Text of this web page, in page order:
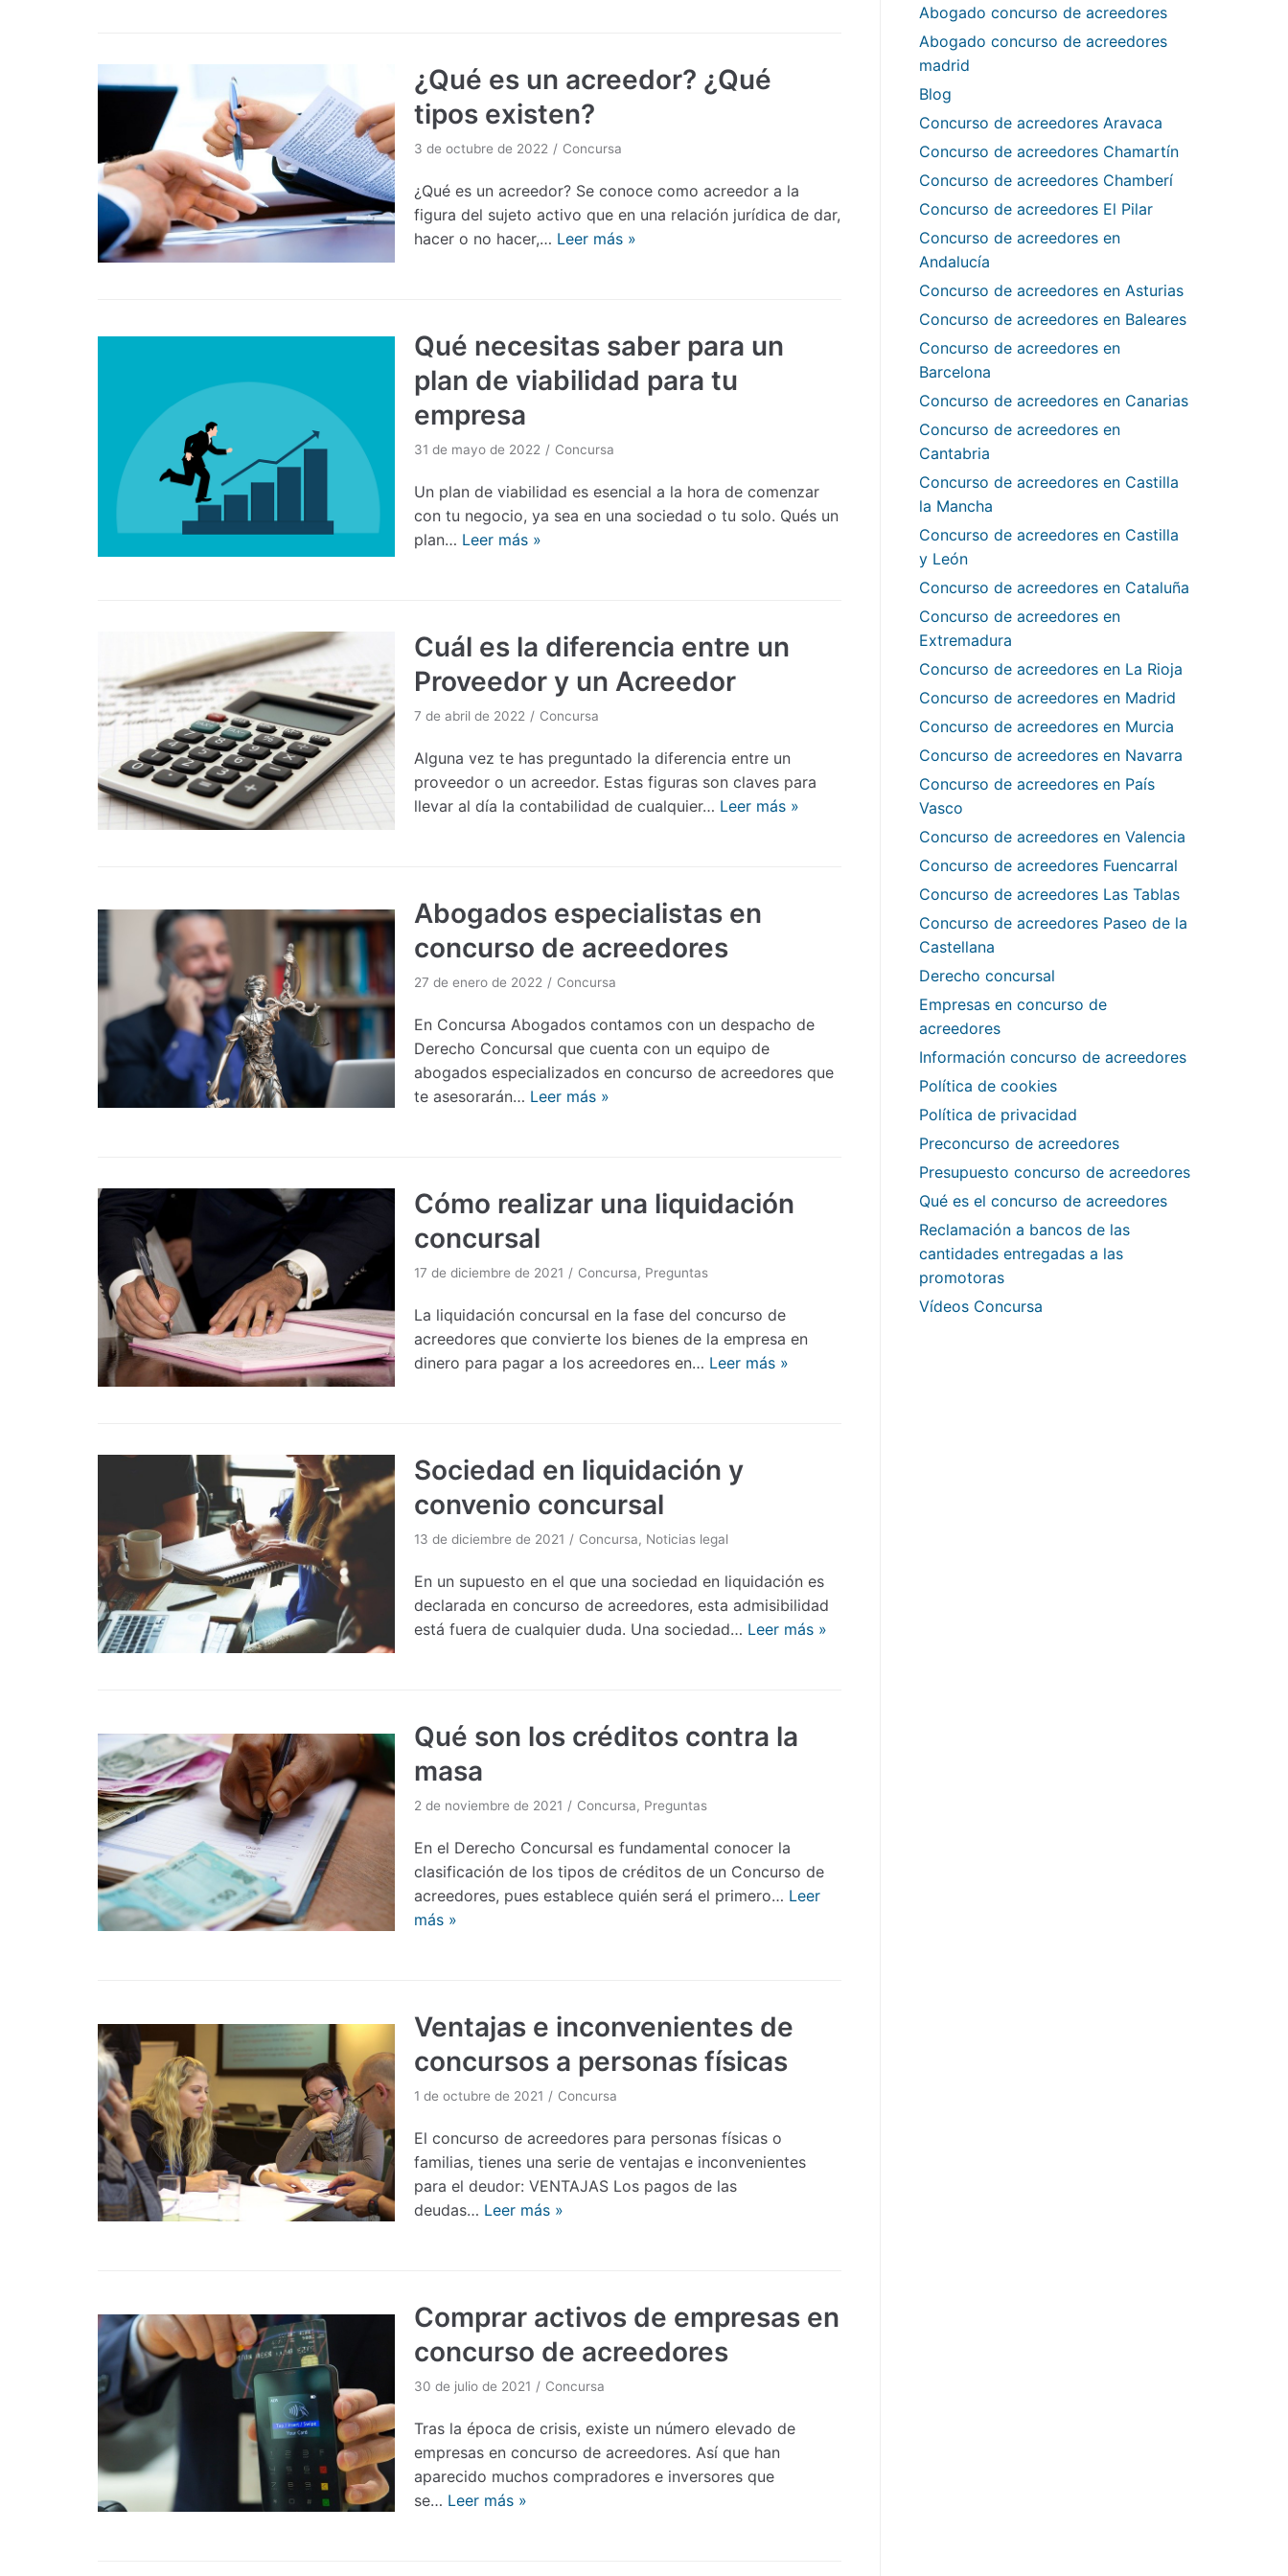
¿Qué es un acreedor? ¿Qué
tipos existen?
3 de octubre de 2022 Concursa
¿Qué es un acreedor? Se conoce como acreedor a la
figura del sujeto activo que en una relación jurídica de dar,
hacer o no hacer,… Leer más »
Qué necesitas saber para un
plan de viabilidad para tu
empresa
31 de mayo de 2022 Concursa
Un plan de viabilidad es esencial a la hora de comenzar
con tu negocio, ya sea en una sociedad o tu solo. Qués un
plan… Leer más »
Cuál es la diferencia entre un
Proveedor y un Acreedor
7 de abril de 2022 Concursa
Alguna vez te has preguntado la diferencia entre un
proveedor o un acreedor. Estas figuras son claves para
llevar al día la contabilidad de cualquier… Leer más »
Abogados especialistas en
concurso de acreedores
27 de enero de 2022 Concursa
En Concursa Abogados contamos con un despacho de
Derecho Concursal que cuenta con un equipo de
abogados especializados en concurso de acreedores que
te asesorarán… Leer más »
Cómo realizar una liquidación
concursal
17 de diciembre de 2021 Concursa, Preguntas
La liquidación concursal en la fase del concurso de
acreedores que convierte los bienes de la empresa en
dinero para pagar a los acreedores en… Leer más »
Sociedad en liquidación y
convenio concursal
13 de diciembre de 2021 Concursa, Noticias legal
En un supuesto en el que una sociedad en liquidación es
declarada en concurso de acreedores, esta admisibilidad
está fuera de cualquier duda. Una sociedad… Leer más »
Qué son los créditos contra la
masa
2 de noviembre de 2021 Concursa, Preguntas
En el Derecho Concursal es fundamental conocer la
clasificación de los tipos de créditos de un Concurso de
acreedores, pues establece quién será el primero… Leer
más »
Ventajas e inconvenientes de
concursos a personas físicas
1 de octubre de 2021 Concursa
El concurso de acreedores para personas físicas o
familias, tienes una serie de ventajas e inconvenientes
para el deudor: VENTAJAS Los pagos de las
deudas… Leer más »
Comprar activos de empresas en
concurso de acreedores
30 de julio de 2021 Concursa
Tras la época de crisis, existe un número elevado de
empresas en concurso de acreedores. Así que han
aparecido muchos compradores e inversores que
se… Leer más »
Abogado concurso de acreedores
Abogado concurso de acreedores
madrid
Blog
Concurso de acreedores Aravaca
Concurso de acreedores Chamartín
Concurso de acreedores Chamberí
Concurso de acreedores El Pilar
Concurso de acreedores en
Andalucía
Concurso de acreedores en Asturias
Concurso de acreedores en Baleares
Concurso de acreedores en
Barcelona
Concurso de acreedores en Canarias
Concurso de acreedores en
Cantabria
Concurso de acreedores en Castilla
la Mancha
Concurso de acreedores en Castilla
y León
Concurso de acreedores en Cataluña
Concurso de acreedores en
Extremadura
Concurso de acreedores en La Rioja
Concurso de acreedores en Madrid
Concurso de acreedores en Murcia
Concurso de acreedores en Navarra
Concurso de acreedores en País
Vasco
Concurso de acreedores en Valencia
Concurso de acreedores Fuencarral
Concurso de acreedores Las Tablas
Concurso de acreedores Paseo de la
Castellana
Derecho concursal
Empresas en concurso de
acreedores
Información concurso de acreedores
Política de cookies
Política de privacidad
Preconcurso de acreedores
Presupuesto concurso de acreedores
Qué es el concurso de acreedores
Reclamación a bancos de las
cantidades entregadas a las
promotoras
Vídeos Concursa